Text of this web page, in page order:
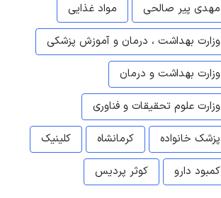
مهدی پیر صالحی
مواد غذایی
وزارت بهداشت ، درمان و آموزش پزشکی
وزارت بهداشت و درمان
وزارت علوم تحقیقات و فناوری
پزشک خانواده
کرمانشاه
کلینیک
کمبود دارو
کوثر پردیس